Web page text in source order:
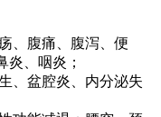
、腹痛、腹泻、便
炎、咽炎；
、盆腔炎、内分泌失